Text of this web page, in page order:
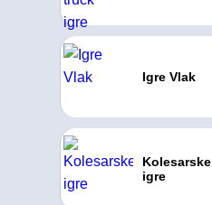
Igre Vlak
Kolesarske
igre